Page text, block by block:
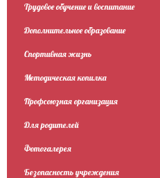
Трудовое обучение и воспитание
Дополнительное образование
Спортивная жизнь
Методическая копилка
Профсоюзная организация
Для родителей
Фотогалерея
Безопасность учреждения